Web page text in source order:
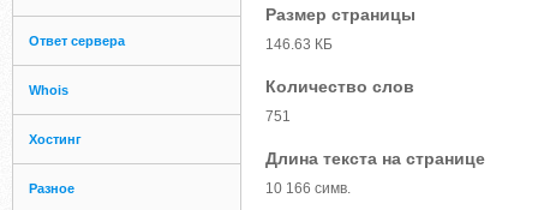
Ответ сервера
Whois
Хостинг
Разное
Размер страницы
146.63 КБ
Количество слов
751
Длина текста на странице
10 166 симв.